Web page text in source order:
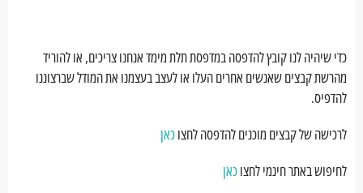
כדי שיהיה לנו קובץ להדפסה במדפסת תלת מימד אנחנו צריכים, או להוריד
מהרשת קבצים שאנשים אחרים העלו או לעצב בעצמנו את המודל שברצוננו
להדפיס.
לרכישה של קבצים מוכנים להדפסה לחצוכאן
לחיפוש באתר חינמי לחצוכאן